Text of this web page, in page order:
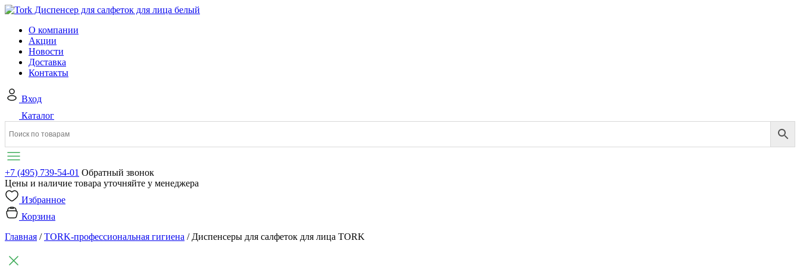
О компании
Акции
Новости
Доставка
Контакты
Вход
Каталог
+7 (495) 739-54-01 Обратный звонок
Цены и наличие товара уточняйте у менеджера
Избранное
Корзина
Главная /TORK-профессиональная гигиена / Диспенсеры для салфеток для лица TORK